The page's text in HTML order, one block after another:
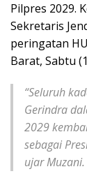
Pilpres 2029.
Sekretaris
peringatan
Barat, Sabtu
“Seluruh
Gerindra
2029
sebagai
ujar Muzani.